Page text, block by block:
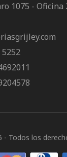
1075 - Oficina
5252
- Todos los